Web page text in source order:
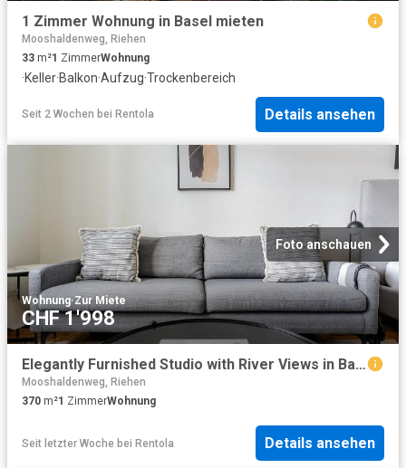
1 Zimmer Wohnung in Basel mieten
Mooshaldenweg, Riehen
33 m²1 ZimmerWohnung
·Keller·Balkon·Aufzug·Trockenbereich
Seit 2 Wochen bei Rentola Details ansehen
Foto anschauen
Wohnung·Zur Miete
CHF 1'998
Elegantly Furnished Studio with River Views in Basel Vorstaedte, Basel Amsterdam Apartments for Rent
Mooshaldenweg, Riehen
370 m²1 ZimmerWohnung
Seit letzter Woche bei Rentola Details ansehen